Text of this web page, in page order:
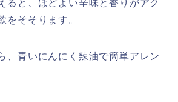
ると、ほどよい辛味と香りがアク
をそそります。
、青いにんにく辣油で簡単アレン